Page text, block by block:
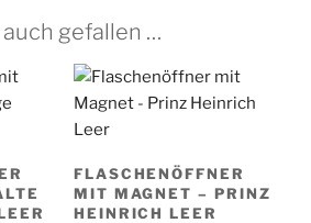
gefallen …
FLASCHENÖFFNER
MIT MAGNET – PRINZ
HEINRICH LEER